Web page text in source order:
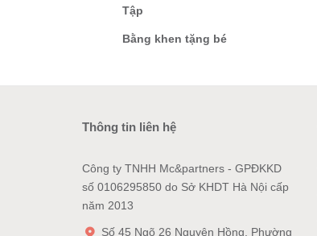
Tập
Bằng khen tặng bé
Thông tin liên hệ
Công ty TNHH Mc&partners - GPĐKKD
số 0106295850 do Sở KHDT Hà Nội cấp
năm 2013
Số 45 Ngõ 26 Nguyên Hồng, Phường